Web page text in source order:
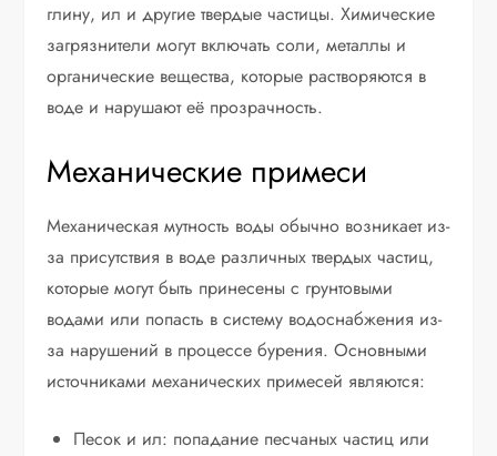
глину, ил и другие твердые частицы. Химические
загрязнители могут включать соли, металлы и
органические вещества, которые растворяются в
воде и нарушают её прозрачность.
Механические примеси
Механическая мутность воды обычно возникает из-
за присутствия в воде различных твердых частиц,
которые могут быть принесены с грунтовыми
водами или попасть в систему водоснабжения из-
за нарушений в процессе бурения. Основными
источниками механических примесей являются:
Песок и ил: попадание песчаных частиц или